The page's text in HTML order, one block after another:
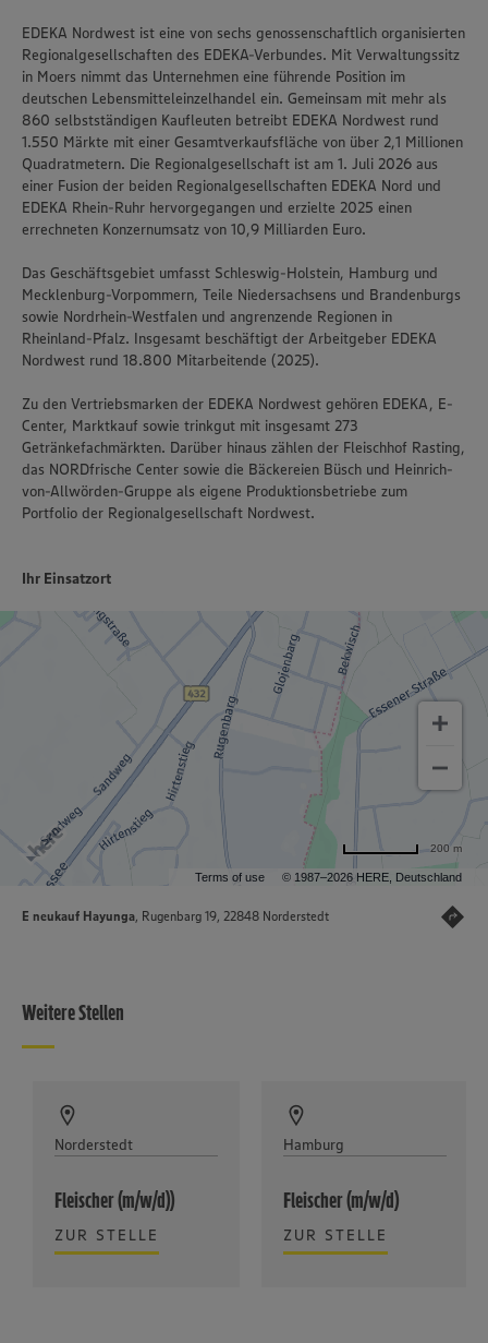
EDEKA Nordwest ist eine von sechs genossenschaftlich organisierten
Regionalgesellschaften des EDEKA-Verbundes. Mit Verwaltungssitz
in Moers nimmt das Unternehmen eine führende Position im
deutschen Lebensmitteleinzelhandel ein. Gemeinsam mit mehr als
860 selbstständigen Kaufleuten betreibt EDEKA Nordwest rund
1.550 Märkte mit einer Gesamtverkaufsfläche von über 2,1 Millionen
Quadratmetern. Die Regionalgesellschaft ist am 1. Juli 2026 aus
einer Fusion der beiden Regionalgesellschaften EDEKA Nord und
EDEKA Rhein-Ruhr hervorgegangen und erzielte 2025 einen
errechneten Konzernumsatz von 10,9 Milliarden Euro.
Das Geschäftsgebiet umfasst Schleswig-Holstein, Hamburg und
Mecklenburg-Vorpommern, Teile Niedersachsens und Brandenburgs
sowie Nordrhein-Westfalen und angrenzende Regionen in
Rheinland-Pfalz. Insgesamt beschäftigt der Arbeitgeber EDEKA
Nordwest rund 18.800 Mitarbeitende (2025).
Zu den Vertriebsmarken der EDEKA Nordwest gehören EDEKA, E-
Center, Marktkauf sowie trinkgut mit insgesamt 273
Getränkefachmärkten. Darüber hinaus zählen der Fleischhof Rasting,
das NORDfrische Center sowie die Bäckereien Büsch und Heinrich-
von-Allwörden-Gruppe als eigene Produktionsbetriebe zum
Portfolio der Regionalgesellschaft Nordwest.
Ihr Einsatzort
Terms of use © 1987–2026 HERE, Deutschland
200 m
E neukauf Hayunga, Rugenbarg 19, 22848 Norderstedt
Weitere Stellen
Norderstedt
Fleischer (m/w/d))
ZUR STELLE
Hamburg
Fleischer (m/w/d)
ZUR STELLE